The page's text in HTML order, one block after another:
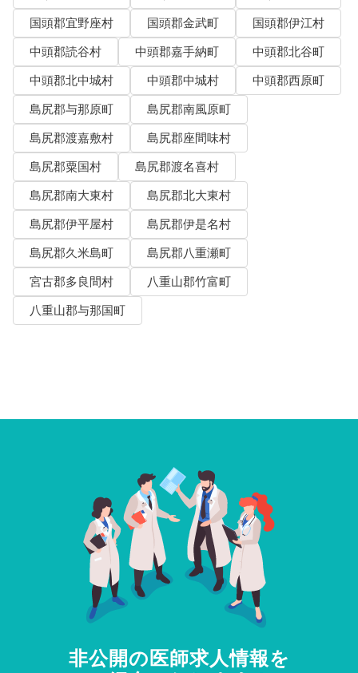
国頭郡宜野座村
国頭郡金武町
国頭郡伊江村
中頭郡読谷村
中頭郡嘉手納町
中頭郡北谷町
中頭郡北中城村
中頭郡中城村
中頭郡西原町
島尻郡与那原町
島尻郡南風原町
島尻郡渡嘉敷村
島尻郡座間味村
島尻郡粟国村
島尻郡渡名喜村
島尻郡南大東村
島尻郡北大東村
島尻郡伊平屋村
島尻郡伊是名村
島尻郡久米島町
島尻郡八重瀬町
宮古郡多良間村
八重山郡竹富町
八重山郡与那国町
非公開の医師求人情報を